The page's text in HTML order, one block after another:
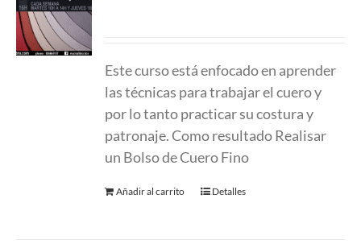
Este curso está enfocado en aprender
las técnicas para trabajar el cuero y
por lo tanto practicar su costura y
patronaje. Como resultado Realisar
un Bolso de Cuero Fino
Añadir al carrito Detalles